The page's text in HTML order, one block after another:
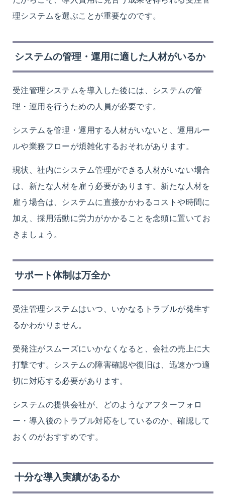
理システムを選ぶことが重要なのです。
システムの管理・運用に適した人材がいるか
受注管理システムを導入した後には、システムの管
理・運用を行うための人員が必要です。
システムを管理・運用する人材がいないと、運用ルー
ルや業務フローが煩雑化するおそれがあります。
現状、社内にシステム管理ができる人材がいない場合
は、新たな人材を雇う必要があります。新たな人材を
雇う場合は、 システムに直接かかわるコストや時間に
加え、採用活動に労力がかかること を念頭に置いてお
きましょう。
サポート体制は万全か
受注管理システムはいつ、いかなるトラブルが発生す
るかわかりません。
受発注がスムーズにいかなくなると、会社の売上に大
打撃です。システムの障害確認や復旧は、迅速かつ適
切に対応する必要があります。
システムの提供会社が、どのようなアフターフォロ
ー・導入後のトラブル対応をしているのか、確認して
おくのがおすすめです。
十分な導入実績があるか